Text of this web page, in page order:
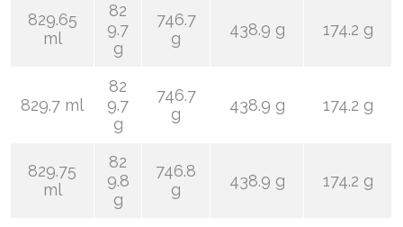
829.65
ml
82
9.7
g
746.7
g
438.9 g 174.2 g
829.7 ml
82
9.7
g
746.7
g
438.9 g 174.2 g
829.75
ml
82
9.8
g
746.8
g
438.9 g 174.2 g